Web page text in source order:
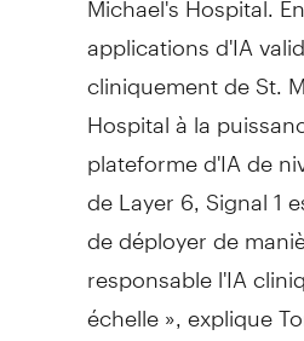
applications d'IA
cliniquement de St.
Hospital à la
plateforme d'IA de
de Layer 6, Signal 1
de déployer de
responsable l'IA
échelle », explique